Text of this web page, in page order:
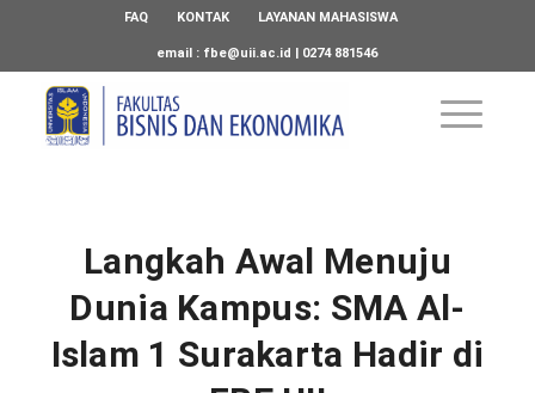
FAQ KONTAK LAYANAN MAHASISWA
email : fbe@uii.ac.id | 0274 881546
Langkah Awal Menuju
Dunia Kampus: SMA Al-
Islam 1 Surakarta Hadir di